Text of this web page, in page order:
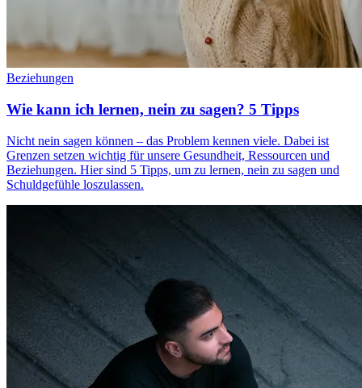
Beziehungen
Wie kann ich lernen, nein zu sagen? 5 Tipps
Nicht nein sagen können – das Problem kennen viele. Dabei ist
Grenzen setzen wichtig für unsere Gesundheit, Ressourcen und
Beziehungen. Hier sind 5 Tipps, um zu lernen, nein zu sagen und
Schuldgefühle loszulassen.